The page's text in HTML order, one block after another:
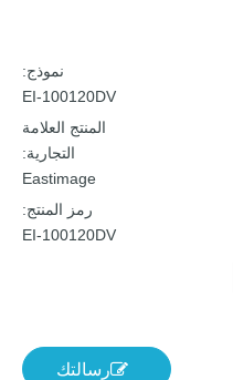
نموذج:
EI-100120DV
المنتج العلامة
التجارية:
Eastimage
رمز المنتج:
EI-100120DV
رسالتك